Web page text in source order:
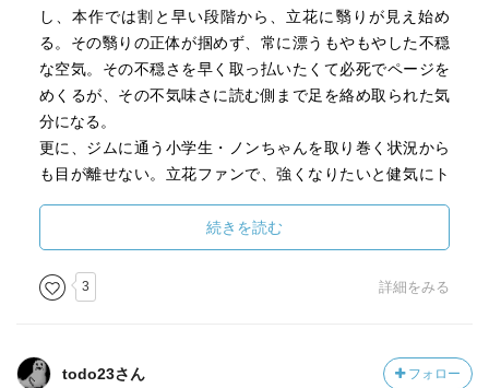
し、本作では割と早い段階から、立花に翳りが見え始め
る。その翳りの正体が掴めず、常に漂うもやもやした不穏
な空気。その不穏さを早く取っ払いたくて必死でページを
めくるが、その不気味さに読む側まで足を絡め取られた気
分になる。
更に、ジムに通う小学生・ノンちゃんを取り巻く状況から
も目が離せない。立花ファンで、強くなりたいと健気にト
見て見ぬ振りができない空也。
前作と比べると、スポーツ小説らしい爽快感は少ないかも
しれない。試合の描写は臨場感に溢れてリアルだけど、ど
ちらかというと全体を通してとにかく苦さが際立つ。キャ
いいくつもの壁。否応なく感じてしまう限界、己の弱さ、
恐怖心。じわじわと不安の正体をあぶり出していく手法
続きを読む
3 詳細をみる
todo23さん フォロー